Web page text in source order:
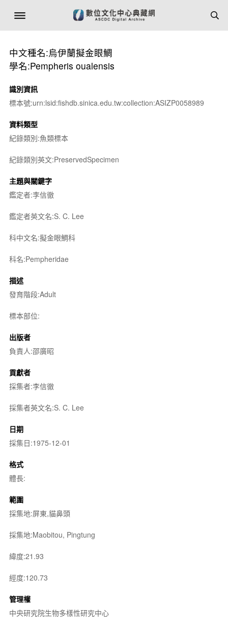
中文種名:烏伊蘭擬金眼鯛
學名:Pempheris oualensis
識別資訊
標本號:urn:lsid:fishdb.sinica.edu.tw:collection:ASIZP0058989
資料類型
紀錄類別:魚類標本
紀錄類別英文:PreservedSpecimen
主題與關鍵字
鑑定者:李信徹
鑑定者英文名:S. C. Lee
科中文名:擬金眼鯛科
科名:Pempheridae
描述
發育階段:Adult
標本部位:
出版者
負責人:邵廣昭
貢獻者
採集者:李信徹
採集者英文名:S. C. Lee
日期
採集日:1975-12-01
格式
體長:
範圍
採集地:屏東,貓鼻頭
採集地:Maobitou, Pingtung
緯度:21.93
經度:120.73
管理權
中央研究院生物多樣性研究中心